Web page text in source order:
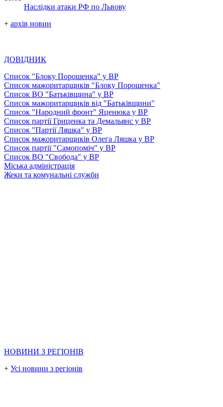
Наслідки атаки РФ по Львову
+ архів новин
ДОВІДНИК
Список "Блоку Порошенка" у ВР
Список мажоритарщиків "Блоку Порошенка"
Список ВО "Батьківщина" у ВР
Список мажоритарщиків від "Батьківщини"
Список "Народний фронт" Яценюка у ВР
Список партії Гриценка та Демальянс у ВР
Список "Партії Ляшка" у ВР
Список мажоритарщиків Олега Ляшка у ВР
Список партії "Самопоміч" у ВР
Список ВО "Свобода" у ВР
Міська адміністрація
Жеки та комунальні служби
НОВИНИ З РЕГІОНІВ
+ Усі новини з регіонів